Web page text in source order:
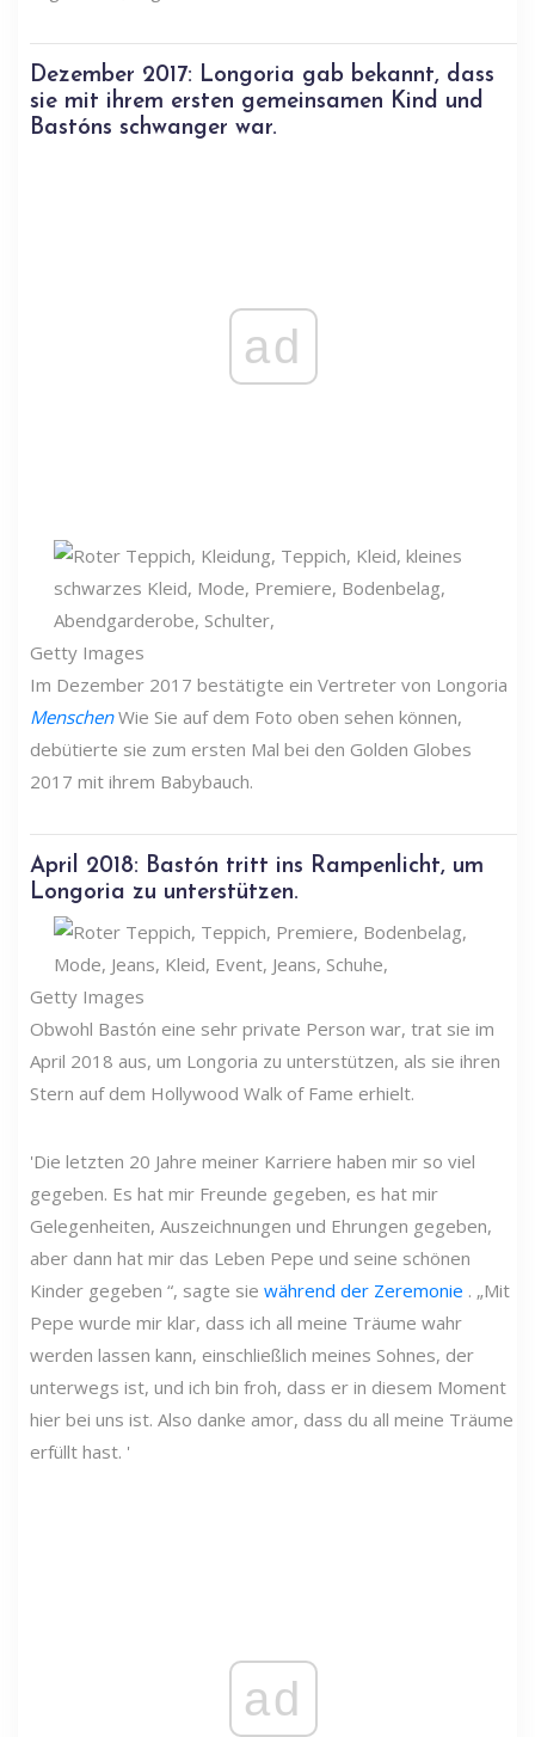
Dezember 2017: Longoria gab bekannt, dass
sie mit ihrem ersten gemeinsamen Kind und
Bastóns schwanger war.
ad
Getty Images
Im Dezember 2017 bestätigte ein Vertreter von Longoria
Menschen Wie Sie auf dem Foto oben sehen können,
debütierte sie zum ersten Mal bei den Golden Globes
2017 mit ihrem Babybauch.
April 2018: Bastón tritt ins Rampenlicht, um
Longoria zu unterstützen.
Getty Images
Obwohl Bastón eine sehr private Person war, trat sie im
April 2018 aus, um Longoria zu unterstützen, als sie ihren
Stern auf dem Hollywood Walk of Fame erhielt.
'Die letzten 20 Jahre meiner Karriere haben mir so viel
gegeben. Es hat mir Freunde gegeben, es hat mir
Gelegenheiten, Auszeichnungen und Ehrungen gegeben,
aber dann hat mir das Leben Pepe und seine schönen
Kinder gegeben “, sagte sie während der Zeremonie . „Mit
Pepe wurde mir klar, dass ich all meine Träume wahr
werden lassen kann, einschließlich meines Sohnes, der
unterwegs ist, und ich bin froh, dass er in diesem Moment
hier bei uns ist. Also danke amor, dass du all meine Träume
erfüllt hast. '
ad